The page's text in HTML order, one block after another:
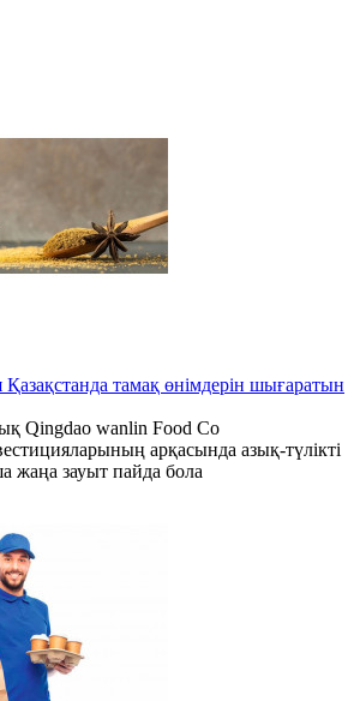
тамақ өнімдерін шығаратын
Qingdao wanlin Food Co
арқасында азық-түлікті
жаңа зауыт пайда бола